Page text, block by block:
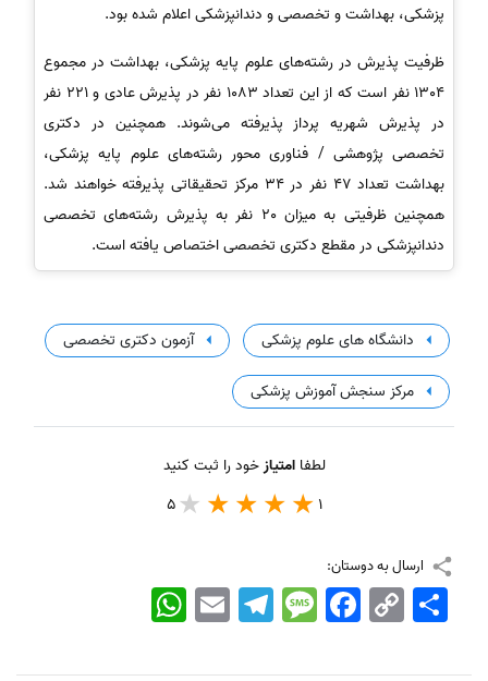
پزشکی، بهداشت و تخصصی و دندانپزشکی اعلام شده بود.
ظرفیت پذیرش در رشته‌های علوم پایه پزشکی، بهداشت در مجموع
1304 نفر است که از این تعداد 1083 نفر در پذیرش عادی و 221 نفر
در پذیرش شهریه پرداز پذیرفته می‌شوند. همچنین در دکتری
تخصصی پژوهشی / فناوری محور رشته‌های علوم پایه پزشکی،
بهداشت تعداد 47 نفر در 34 مرکز تحقیقاتی پذیرفته خواهند شد.
همچنین ظرفیتی به میزان 20 نفر به پذیرش رشته‌های تخصصی
دندانپزشکی در مقطع دکتری تخصصی اختصاص یافته است.
دانشگاه های علوم پزشکی آزمون دکتری تخصصی
مرکز سنجش آموزش پزشکی
لطفاامتیازخود را ثبت کنید
1
5
ارسال به دوستان:
WhatsApp EmailTelegramMessageFacebook Copy
Link
اشتراک